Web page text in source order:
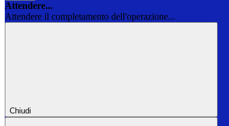
Attendere...
Attendere il completamento dell'operazione...
Chiudi